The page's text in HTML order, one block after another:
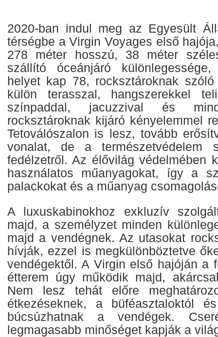
2020-ban indul meg az Egyesült
térségbe a Virgin Voyages első
278 méter hosszú, 38 méter
szállító óceánjáró
helyet kap 78, rocksztároknak
külön terasszal, hangszerekkel
színpaddal, jacuzzival és
rocksztároknak kijáró kényelemmel
Tetoválószalon is lesz, tovább
vonalat, de a
fedélzetről. Az élővilág védelmében
használatos műanyagokat, így a
palackokat és a műanyag
A luxuskabinokhoz exkluzív
majd, a személyzet minden
majd a vendégnek. Az utasokat
hívják, ezzel is megkülönböztetve
vendégektől. A Virgin első hajóján a
étterem úgy működik majd,
Nem lesz tehát előre
étkezéseknek, a büféasztaloktól
búcsúzhatnak a vendégek.
legmagasabb minőséget kapják a